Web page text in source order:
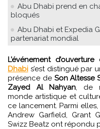
Abu Dhabi prend en
bloqués
Abu Dhabi et Expedia
partenariat mondial
L’événement
Dhabi s’est distingué par
présence de Son Altesse
Zayed Al Nahyan , de
monde artistique et
ce lancement. Parmi
Andrew Garfield, Grant
Swizz Beatz ont répondu